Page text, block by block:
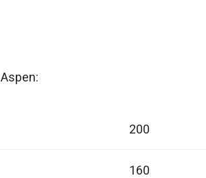
200
160